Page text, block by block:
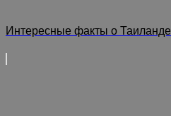
Интересные факты о Таиланде